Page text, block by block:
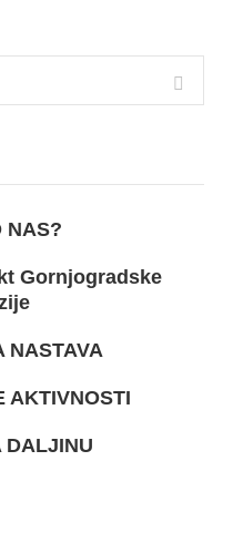
NAS?
Gornjogradske
NASTAVA
AKTIVNOSTI
DALJINU